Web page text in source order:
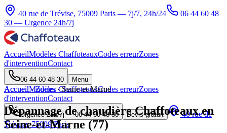
40 rue de Trévise, 75009 Paris — 7j/7, 24h/24
06 44 60 48
30 — Urgence 24h/7j
AccueilModèles ChaffoteauxCodes erreurZones
d'interventionContact
06 44 60 48 30 Menu
AccueilModèles ChaffoteauxCodes erreurZones
d'interventionContact
Urgence 24h/7j —06 44 60 48 30 Devis gratuit
40 rue de
Trévise, 75009 Paris
Accueil·Zones·Seine-et-Marne
Dépannage de chaudière Chaffoteaux en
Seine-et-Marne (77)